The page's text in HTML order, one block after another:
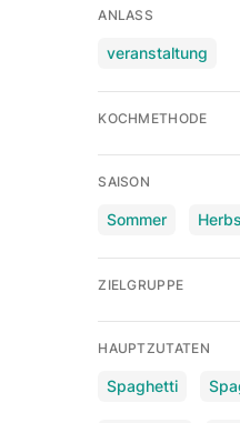
ANLASS
veranstaltung
KOCHMETHODE
SAISON
Sommer
ZIELGRUPPE
HAUPTZUTATEN
Spaghetti